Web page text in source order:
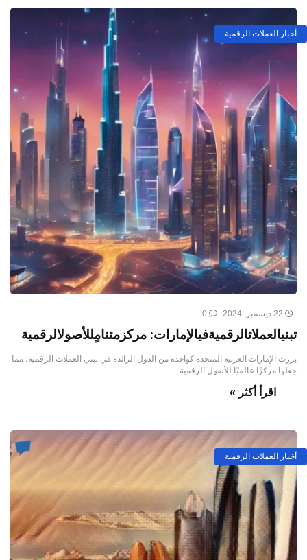
أخبار العملات الرقمية
تبنيالعملاتالرقميةفيالإمارات: مركزمتنامٍللأصولالرقمية
برزت الإمارات العربية المتحدة كواحدة من الدول الرائدة في تبني العملات الرقمية، مما
جعلها مركزًا عالميًا للأصول الرقمية. ...
اقرأ أكثر »
أخبار العملات الرقمية